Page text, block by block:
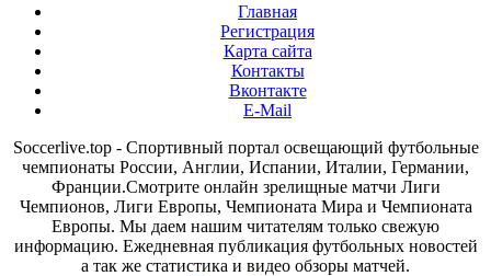
Главная
Регистрация
Карта сайта
Контакты
Вконтакте
E-Mail
Soccerlive.top - Спортивный портал освещающий футбольные
чемпионаты России, Англии, Испании, Италии, Германии,
Франции.Смотрите онлайн зрелищные матчи Лиги
Чемпионов, Лиги Европы, Чемпионата Мира и Чемпионата
Европы. Мы даем нашим читателям только свежую
информацию. Ежедневная публикация футбольных новостей
а так же статистика и видео обзоры матчей.